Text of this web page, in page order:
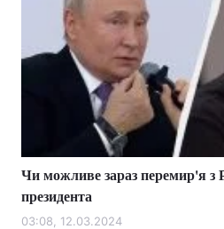
Чи можливе зараз перемир'я з
президента
03:08, 12.03.2024